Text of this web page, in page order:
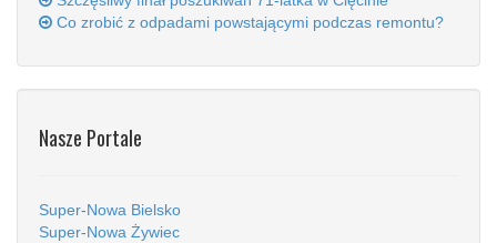
Co zrobić z odpadami powstającymi podczas remontu?
Nasze Portale
Super-Nowa Bielsko
Super-Nowa Żywiec